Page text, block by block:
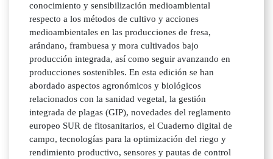
conocimiento y sensibilización medioambiental
respecto a los métodos de cultivo y acciones
medioambientales en las producciones de fresa,
arándano, frambuesa y mora cultivados bajo
producción integrada, así como seguir avanzando en
producciones sostenibles. En esta edición se han
abordado aspectos agronómicos y biológicos
relacionados con la sanidad vegetal, la gestión
integrada de plagas (GIP), novedades del reglamento
europeo SUR de fitosanitarios, el Cuaderno digital de
campo, tecnologías para la optimización del riego y
rendimiento productivo, sensores y pautas de control